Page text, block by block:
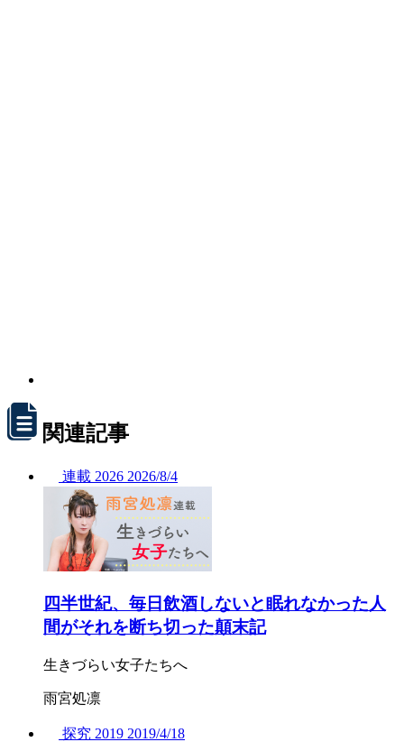
関連記事
連載 2026 2026/8/4
四半世紀、毎日飲酒しないと眠れなかった人
間がそれを断ち切った顛末記
生きづらい女子たちへ
雨宮処凛
探究 2019 2019/4/18